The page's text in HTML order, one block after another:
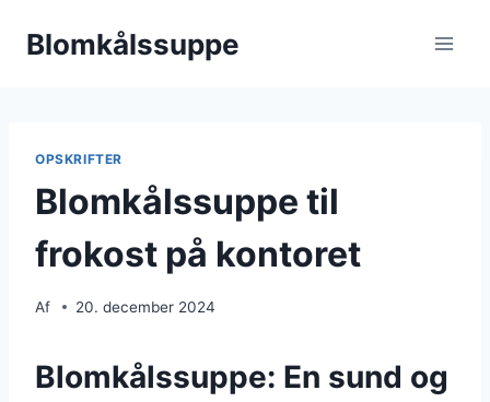
Blomkålssuppe
OPSKRIFTER
Blomkålssuppe til
frokost på kontoret
Af 20. december 2024
Blomkålssuppe: En sund og